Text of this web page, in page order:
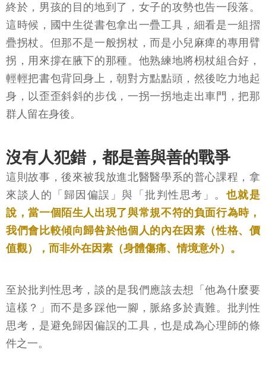
終於，男孩的目的地到了，女子的攻勢也告一段落。
這時候，國中生從書包拿出一疊工具，細看是一組摺
疊拐杖。但那不是一般拐杖，而是小兒麻痺的專用臂
拐，用來撐在腋下的那種。他熟練地將枴杖組合好，
輕輕把書包背回身上，朝對方點點頭，然後吃力地起
身，以歪歪斜斜的步伐，一拐一拐地走出車門，把那
群人留在身後。
沒有人犯錯，都是善與善的戰爭
這則故事，後來被我放進北醫醫學系的普心課程，拿
來談人的「歸因偏誤」與「批判性思考」。 也就是
說，當一個陌生人出現了與常規不符的負面行為時，
我們會比較傾向歸咎於他個人的內在因素（性格、價
值觀），而非外在因素（身體傷痛、情境意外）。
至於批判性思考，談的是我們應該去想「他為什麼要
這樣？」而不是多踩他一腳，脈絡多於責難。批判性
思考，是避免歸因偏誤的工具，也是成為心理師的條
件之一。